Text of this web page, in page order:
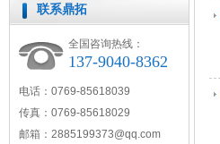
联系鼎拓
全国咨询热线：
137-9040-8362
电话：0769-85618039
传真：0769-85618029
邮箱： 2885199373@qq.com